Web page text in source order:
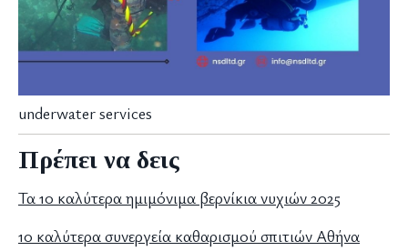
underwater services
Πρέπει να δεις
Τα 10 καλύτερα ημιμόνιμα βερνίκια νυχιών 2025
10 καλύτερα συνεργεία καθαρισμού σπιτιών Αθήνα